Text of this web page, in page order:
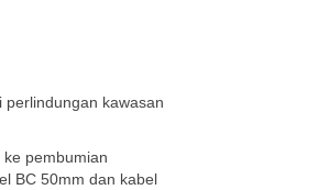
kawasan
pembumian
BC 50mm dan kabel